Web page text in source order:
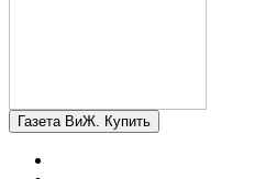
Газета ВиЖ. Купить